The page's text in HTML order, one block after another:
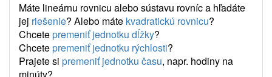
Máte lineárnu rovnicu alebo sústavu rovníc a hľadáte
jej riešenie? Alebo máte kvadratickú rovnicu?
Chcetepremeniť jednotku dĺžky?
Chcetepremeniť jednotku rýchlosti?
Prajete si premeniť jednotku času, napr. hodiny na